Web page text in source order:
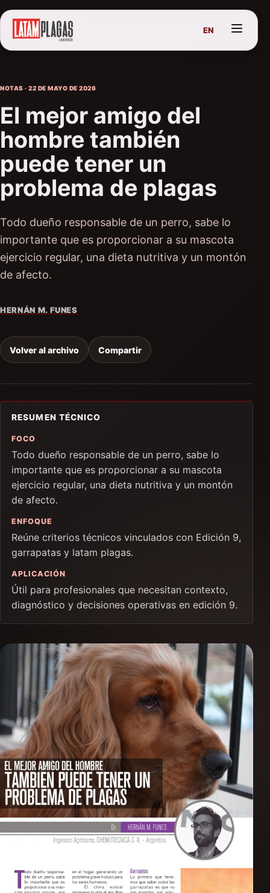
EN
NOTAS · 22 DE MAYO DE 2026
El mejor amigo del
hombre también
puede tener un
problema de plagas
Todo dueño responsable de un perro, sabe lo
importante que es proporcionar a su mascota
ejercicio regular, una dieta nutritiva y un montón
de afecto.
HERNÁN M. FUNES
Volver al archivo Compartir
RESUMEN TÉCNICO
FOCO
Todo dueño responsable de un perro, sabe lo
importante que es proporcionar a su mascota
ejercicio regular, una dieta nutritiva y un montón
de afecto.
ENFOQUE
Reúne criterios técnicos vinculados con Edición 9,
garrapatas y latam plagas.
APLICACIÓN
Útil para profesionales que necesitan contexto,
diagnóstico y decisiones operativas en edición 9.